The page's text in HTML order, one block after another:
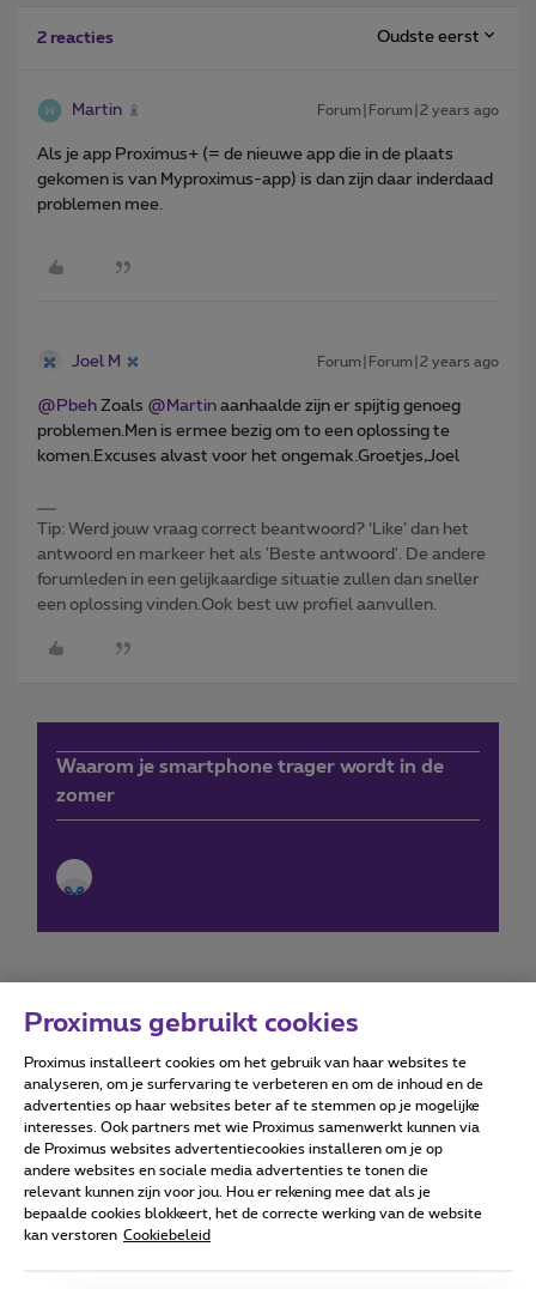
2 reacties Oudste eerst
Martin Forum|Forum|2 years ago
Als je app Proximus+ (= de nieuwe app die in de plaats
gekomen is van Myproximus-app) is dan zijn daar inderdaad
problemen mee.
Joel M Forum|Forum|2 years ago
@Pbeh Zoals @Martin aanhaalde zijn er spijtig genoeg
problemen.Men is ermee bezig om to een oplossing te
komen.Excuses alvast voor het ongemak.Groetjes,Joel
Tip: Werd jouw vraag correct beantwoord? ‘Like’ dan het
antwoord en markeer het als 'Beste antwoord'. De andere
forumleden in een gelijkaardige situatie zullen dan sneller
een oplossing vinden.Ook best uw profiel aanvullen.
Waarom je smartphone trager wordt in de
zomer
Forumvoorwaarden Accessibility statement
Alle rechten voorbehouden. © Proximus
Algemene voorwaarden, consumenteninfo
Proximus gebruikt cookies
Proximus installeert cookies om het gebruik van haar websites te
analyseren, om je surfervaring te verbeteren en om de inhoud en de
advertenties op haar websites beter af te stemmen op je mogelijke
interesses. Ook partners met wie Proximus samenwerkt kunnen via
de Proximus websites advertentiecookies installeren om je op
andere websites en sociale media advertenties te tonen die
relevant kunnen zijn voor jou. Hou er rekening mee dat als je
bepaalde cookies blokkeert, het de correcte werking van de website
kan verstoren Cookiebeleid